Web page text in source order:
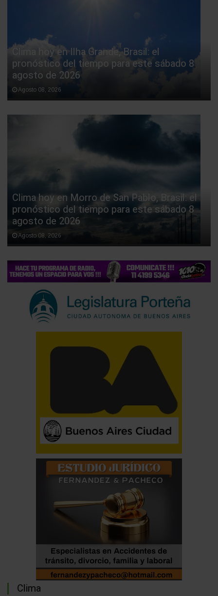
Clima hoy en Ilha Grande, Brasil: el
pronóstico del tiempo para este sábado 8
agosto de 2026
Agosto 08, 2026
Clima hoy en Morro de San Pablo, Brasil: el
pronóstico del tiempo para este sábado 8
agosto de 2026
Agosto 08, 2026
Clima